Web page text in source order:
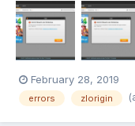
I've never had error
with my Zlorigin...
February 28, 2019
errors zlorigin